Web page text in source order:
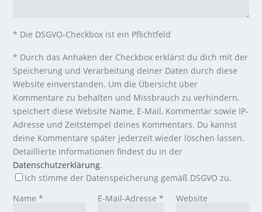
* Die DSGVO-Checkbox ist ein Pflichtfeld
* Durch das Anhaken der Checkbox erklärst du dich mit der
Speicherung und Verarbeitung deiner Daten durch diese
Website einverstanden. Um die Übersicht über
Kommentare zu behalten und Missbrauch zu verhindern,
speichert diese Website Name, E-Mail, Kommentar sowie IP-
Adresse und Zeitstempel deines Kommentars. Du kannst
deine Kommentare später jederzeit wieder löschen lassen.
Detaillierte Informationen findest du in der
Datenschutzerklärung.
Ich stimme der Datenspeicherung gemäß DSGVO zu.
Name* E-Mail-Adresse * Website